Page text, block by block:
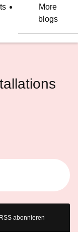
More
blogs
RSS abonnieren